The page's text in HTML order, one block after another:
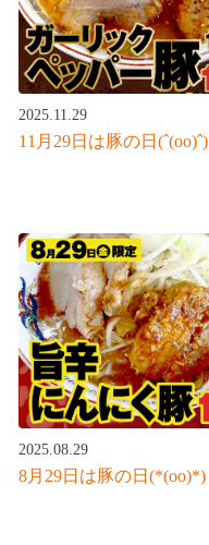
2025.11.29
11月29日は豚の日(ˆ(oo)ˆ)
2025.08.29
8月29日は豚の日(*(oo)*)